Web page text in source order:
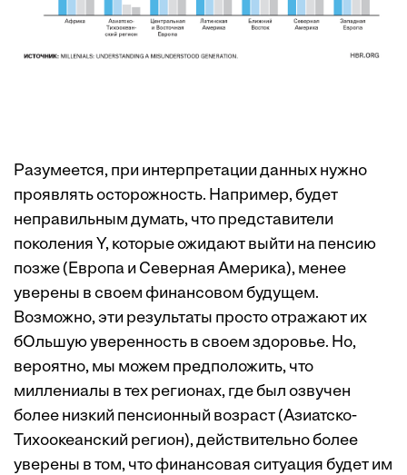
Разумеется, при интерпретации данных нужно
проявлять осторожность. Например, будет
неправильным думать, что представители
поколения Y, которые ожидают выйти на пенсию
позже (Европа и Северная Америка), менее
уверены в своем финансовом будущем.
Возможно, эти результаты просто отражают их
бОльшую уверенность в своем здоровье. Но,
вероятно, мы можем предположить, что
миллениалы в тех регионах, где был озвучен
более низкий пенсионный возраст (Азиатско-
Тихоокеанский регион), действительно более
уверены в том, что финансовая ситуация будет им